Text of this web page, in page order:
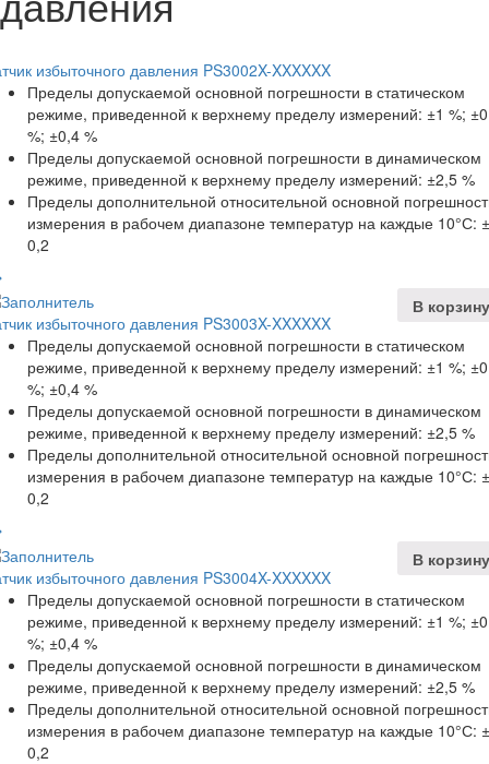
избыточного давления PS3002X-XXXXXX
Пределы допускаемой основной погрешности в статическом
режиме, приведенной к верхнему пределу измерений: ±1 %;
%; ±0,4 %
Пределы допускаемой основной погрешности в динамическом
режиме, приведенной к верхнему пределу измерений: ±2,5 %
Пределы дополнительной относительной основной
измерения в рабочем диапазоне температур на каждые 10°С: ±
0,2
В корзину
избыточного давления PS3003X-XXXXXX
Пределы допускаемой основной погрешности в статическом
режиме, приведенной к верхнему пределу измерений: ±1 %;
%; ±0,4 %
Пределы допускаемой основной погрешности в динамическом
режиме, приведенной к верхнему пределу измерений: ±2,5 %
Пределы дополнительной относительной основной
измерения в рабочем диапазоне температур на каждые 10°С: ±
0,2
В корзину
избыточного давления PS3004X-XXXXXX
Пределы допускаемой основной погрешности в статическом
режиме, приведенной к верхнему пределу измерений: ±1 %;
%; ±0,4 %
Пределы допускаемой основной погрешности в динамическом
режиме, приведенной к верхнему пределу измерений: ±2,5 %
Пределы дополнительной относительной основной
измерения в рабочем диапазоне температур на каждые 10°С: ±
0,2